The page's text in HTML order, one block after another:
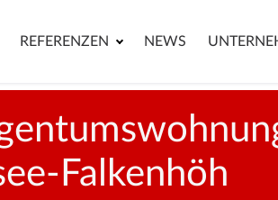
REFERENZEN NEWS
Falkenhöh